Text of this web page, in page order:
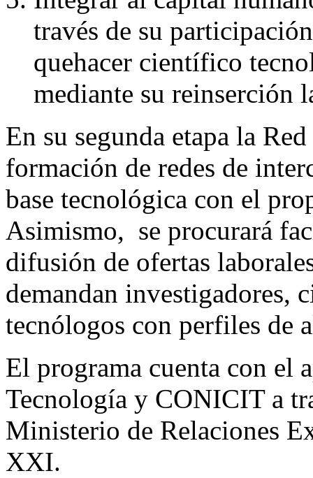
través de su
quehacer científico
mediante su reinserción
En su segunda etapa la
formación de redes de
base tecnológica con el
Asimismo, se procurará
difusión de ofertas
demandan investigadores,
tecnólogos con perfiles de
El programa cuenta con el
Tecnología y CONICIT a
Ministerio de Relaciones
XXI.